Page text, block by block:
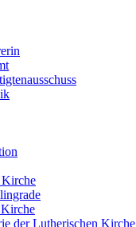
Kirche
der Lutherischen Kirche